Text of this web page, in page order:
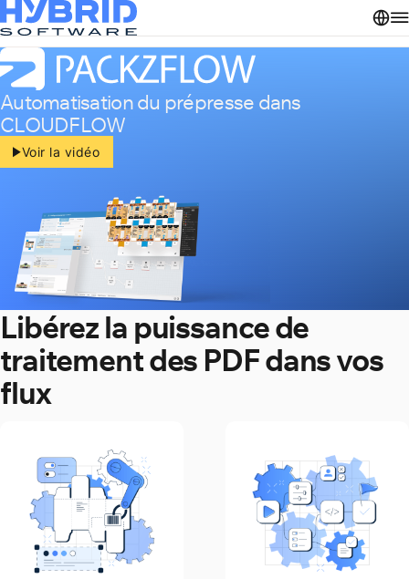
Automatisation du prépresse dans
CLOUDFLOW
Voir la vidéo
Libérez la puissance de
traitement des PDF dans vos
flux